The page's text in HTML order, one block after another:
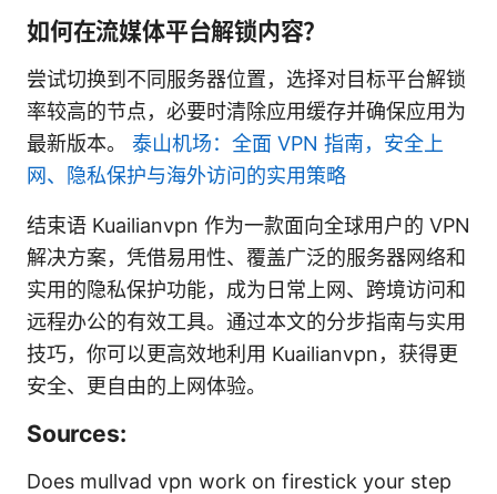
如何在流媒体平台解锁内容？
尝试切换到不同服务器位置，选择对目标平台解锁
率较高的节点，必要时清除应用缓存并确保应用为
最新版本。 泰山机场：全面 VPN 指南，安全上
网、隐私保护与海外访问的实用策略
结束语 Kuailianvpn 作为一款面向全球用户的 VPN
解决方案，凭借易用性、覆盖广泛的服务器网络和
实用的隐私保护功能，成为日常上网、跨境访问和
远程办公的有效工具。通过本文的分步指南与实用
技巧，你可以更高效地利用 Kuailianvpn，获得更
安全、更自由的上网体验。
Sources:
Does mullvad vpn work on firestick your step